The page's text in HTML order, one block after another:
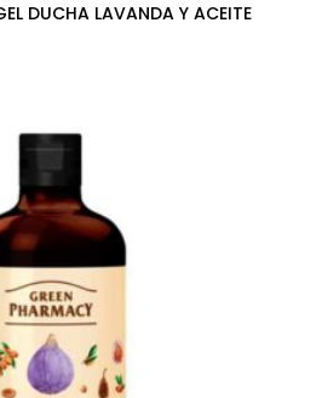
DUCHA LAVANDA Y ACEITE